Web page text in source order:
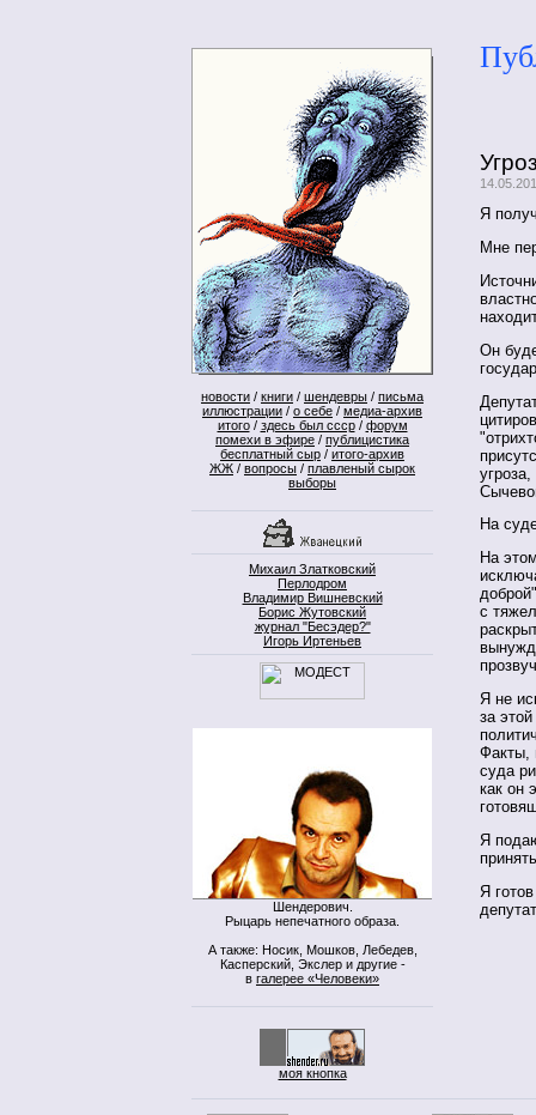
новости / книги / шендевры / письма
иллюстрации / о себе / медиа-архив
итого/ здесь был ссср/ форум
помехи в эфире / публицистика
бесплатный сыр / итого-архив
ЖЖ / вопросы / плавленый сырок
выборы
Михаил Златковский
Перлодром
Владимир Вишневский
Борис Жутовский
журнал "Бесэдер?"
Игорь Иртеньев
Шендерович.
Рыцарь непечатного образа.
А также: Носик, Мошков, Лебедев,
Касперский, Экслер и другие -
в галерее «Человеки»
моя кнопка
Я
Мне
Он
На
На
с
Я не
за
Факты,
суда
как он
Я
Я